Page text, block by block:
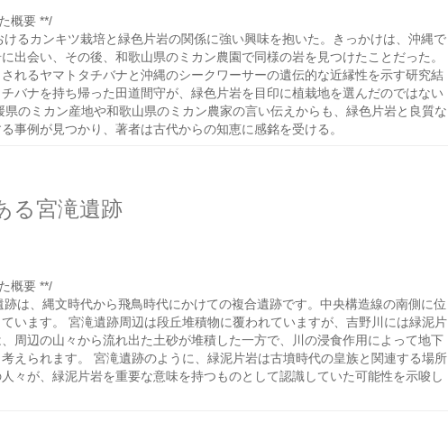
概要 **/
るカンキツ栽培と緑色片岩の関係に強い興味を抱いた。きっかけは、沖縄で
出会い、その後、和歌山県のミカン農園で同様の岩を見つけたことだった。
れるヤマトタチバナと沖縄のシークワーサーの遺伝的な近縁性を示す研究結
バナを持ち帰った田道間守が、緑色片岩を目印に植栽地を選んだのではない
のミカン産地や和歌山県のミカン農家の言い伝えからも、緑色片岩と良質な
事例が見つかり、著者は古代からの知恵に感銘を受ける。
る宮滝遺跡
概要 **/
は、縄文時代から飛鳥時代にかけての複合遺跡です。中央構造線の南側に位
います。 宮滝遺跡周辺は段丘堆積物に覆われていますが、吉野川には緑泥片
周辺の山々から流れ出た土砂が堆積した一方で、川の浸食作用によって地下
えられます。 宮滝遺跡のように、緑泥片岩は古墳時代の皇族と関連する場所
々が、緑泥片岩を重要な意味を持つものとして認識していた可能性を示唆し